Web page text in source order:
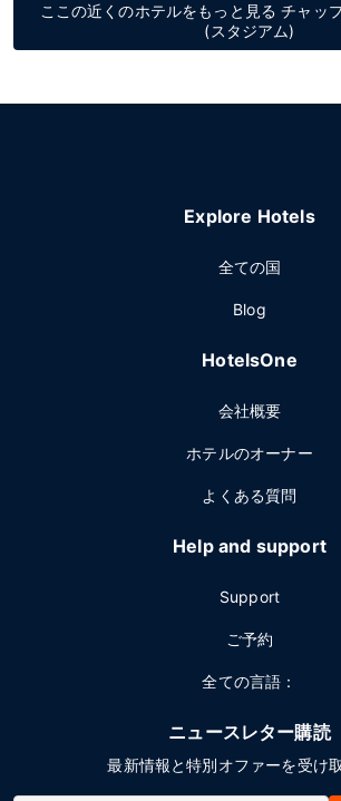
ここの近くのホテルをもっと見る チャッ
(スタジアム)
Explore Hotels
全ての国
Blog
HotelsOne
会社概要
ホテルのオーナー
よくある質問
Help and support
Support
ご予約
全ての言語：
ニュースレター購読
最新情報と特別オファーを受け